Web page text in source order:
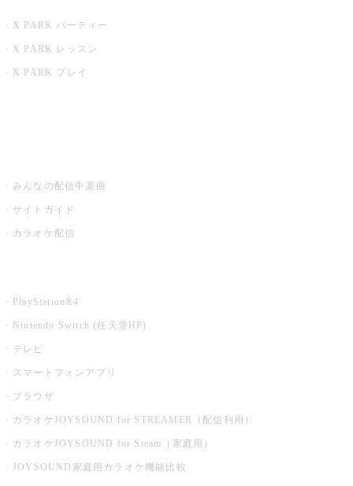
X PARK パーティー
X PARK レッスン
X PARK プレイ
みんなの配信中楽曲
サイトガイド
カラオケ配信
PlayStation®4
Nintendo Switch (任天堂HP)
テレビ
スマートフォンアプリ
ブラウザ
カラオケJOYSOUND for STREAMER（配信利用）
カラオケJOYSOUND for Steam（家庭用）
JOYSOUND家庭用カラオケ機能比較